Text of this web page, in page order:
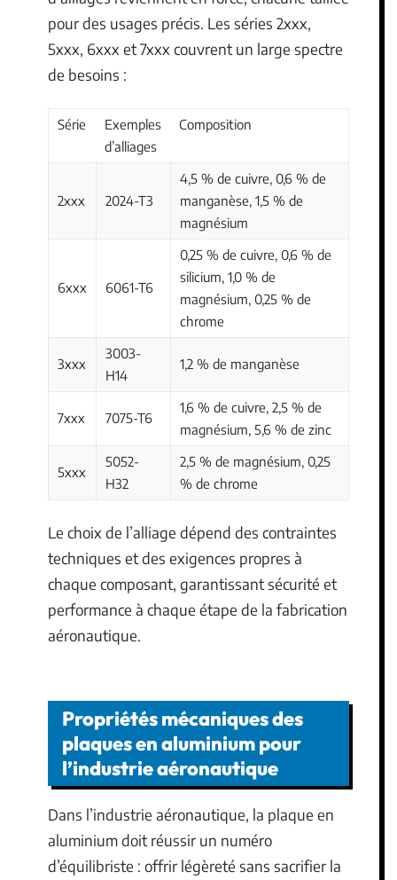
pour des usages précis. Les séries 2xxx,
5xxx, 6xxx et 7xxx couvrent un large spectre
de besoins :
Série
Exemples
d’alliages
Composition
2xxx 2024-T3
4,5 % de cuivre, 0,6 % de
manganèse, 1,5 % de
magnésium
6xxx 6061-T6
0,25 % de cuivre, 0,6 % de
silicium, 1,0 % de
magnésium, 0,25 % de
chrome
3xxx
3003-
H14
1,2 % de manganèse
7xxx 7075-T6
1,6 % de cuivre, 2,5 % de
magnésium, 5,6 % de zinc
5xxx
5052-
H32
2,5 % de magnésium, 0,25
% de chrome
Le choix de l’alliage dépend des contraintes
techniques et des exigences propres à
chaque composant, garantissant sécurité et
performance à chaque étape de la fabrication
aéronautique.
Propriétés mécaniques des
plaques en aluminium pour
l’industrie aéronautique
Dans l’industrie aéronautique, la plaque en
aluminium doit réussir un numéro
d’équilibriste : offrir légèreté sans sacrifier la